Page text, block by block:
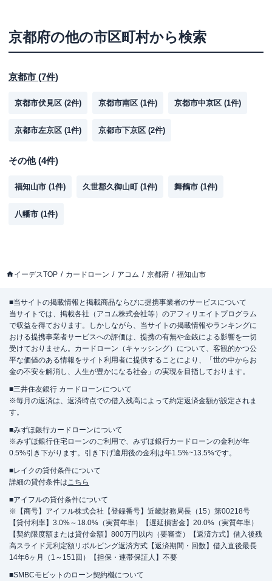
京都府の他の市区町村から検索
京都市 (7件)
京都市伏見区 (2件) 京都市南区 (1件) 京都市中京区 (1件)
京都市左京区 (1件) 京都市下京区 (2件)
その他(4件)
福知山市 (1件) 久世郡久御山町 (1件) 舞鶴市 (1件)
八幡市 (1件)
イーデスTOP カードローン アコム 京都府 福知山市
■当サイトの掲載情報と掲載商品ならびに提携事業者のサービスについて
当サイトでは、掲載各社（アコム株式会社等）のアフィリエイトプログラム
で収益を得ております。しかしながら、当サイトの掲載情報やランキングに
おける提携事業者サービスへの評価は、提携の有無や金銭による影響を一切
受けておりません。カードローン（キャッシング）について、客観的かつ公
平な価値のある情報をサイト利用者に提供することにより、「世の中からお
金の不安を解消し、人生が豊かになる社会」の実現を目指しております。
■三井住友銀行 カードローンについて
※毎月の返済は、返済時点での借入残高によって約定返済金額が設定されま
す。
■みずほ銀行カードローンについて
※みずほ銀行住宅ローンのご利用で、みずほ銀行カードローンの金利が年
0.5%引き下がります。引き下げ適用後の金利は年1.5%~13.5%です。
■レイクの貸付条件について
詳細の貸付条件はこちら
■アイフルの貸付条件について
※【商号】アイフル株式会社【登録番号】近畿財務局長（15）第00218号
【貸付利率】3.0%～18.0%（実質年率）【遅延損害金】20.0%（実質年率）
【契約限度額または貸付金額】800万円以内（要審査）【返済方式】借入後残
高スライド元利定額リボルビング返済方式【返済期間・回数】借入直後最長
14年6ヶ月（1～151回）【担保・連帯保証人】不要
■SMBCモビットのローン契約機について